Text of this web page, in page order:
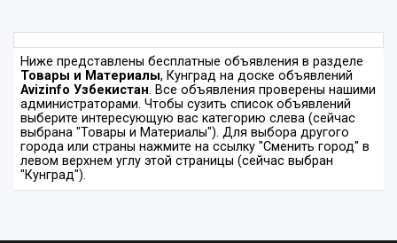
Ниже представлены бесплатные объявления в разделе
Товары и Материалы, Кунград на доске объявлений
Avizinfo Узбекистан. Все объявления проверены нашими
администраторами. Чтобы сузить список объявлений
выберите интересующую вас категорию слева (сейчас
выбрана "Товары и Материалы"). Для выбора другого
города или страны нажмите на ссылку "Сменить город" в
левом верхнем углу этой страницы (сейчас выбран
"Кунград").